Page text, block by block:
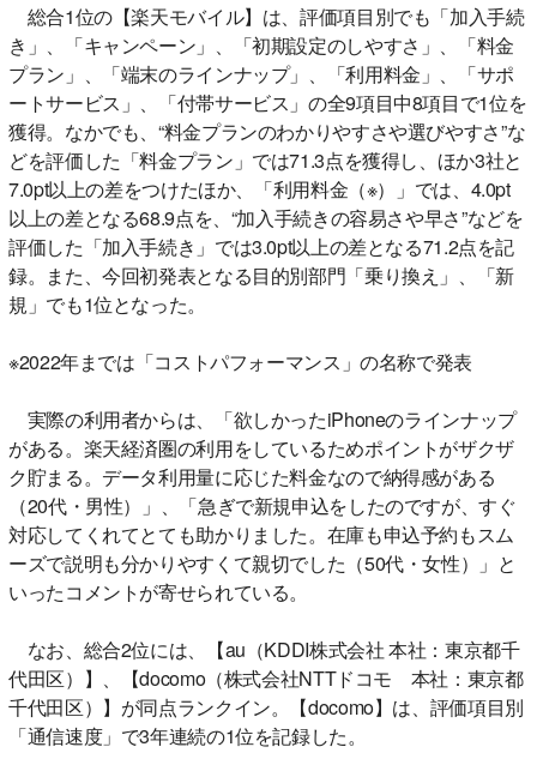
総合1位の【楽天モバイル】は、評価項目別でも「加入手続
き」、「キャンペーン」、「初期設定のしやすさ」、「料金
プラン」、「端末のラインナップ」、「利用料金」、「サポ
ートサービス」、「付帯サービス」の全9項目中8項目で1位を
獲得。なかでも、“料金プランのわかりやすさや選びやすさ”な
どを評価した「料金プラン」では71.3点を獲得し、ほか3社と
7.0pt以上の差をつけたほか、「利用料金（※）」では、4.0pt
以上の差となる68.9点を、“加入手続きの容易さや早さ”などを
評価した「加入手続き」では3.0pt以上の差となる71.2点を記
録。また、今回初発表となる目的別部門「乗り換え」、「新
規」でも1位となった。
※2022年までは「コストパフォーマンス」の名称で発表
実際の利用者からは、「欲しかったiPhoneのラインナップ
がある。楽天経済圏の利用をしているためポイントがザクザ
ク貯まる。データ利用量に応じた料金なので納得感がある
（20代・男性）」、「急ぎで新規申込をしたのですが、すぐ
対応してくれてとても助かりました。在庫も申込予約もスム
ーズで説明も分かりやすくて親切でした（50代・女性）」と
いったコメントが寄せられている。
なお、総合2位には、【au（KDDI株式会社 本社：東京都千
代田区）】、【docomo（株式会社NTTドコモ 本社：東京都
千代田区）】が同点ランクイン。【docomo】は、評価項目別
「通信速度」で3年連続の1位を記録した。